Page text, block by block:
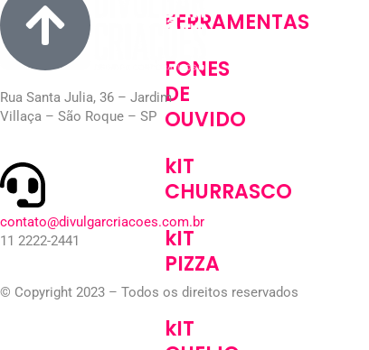
FERRAMENTAS
FONES
DE
OUVIDO
kIT
CHURRASCO
kIT
PIZZA
kIT
Rua Santa Julia, 36 – Jardim
Villaça – São Roque – SP
contato@divulgarcriacoes.com.br
11 2222-2441
© Copyright 2023 – Todos os direitos reservados